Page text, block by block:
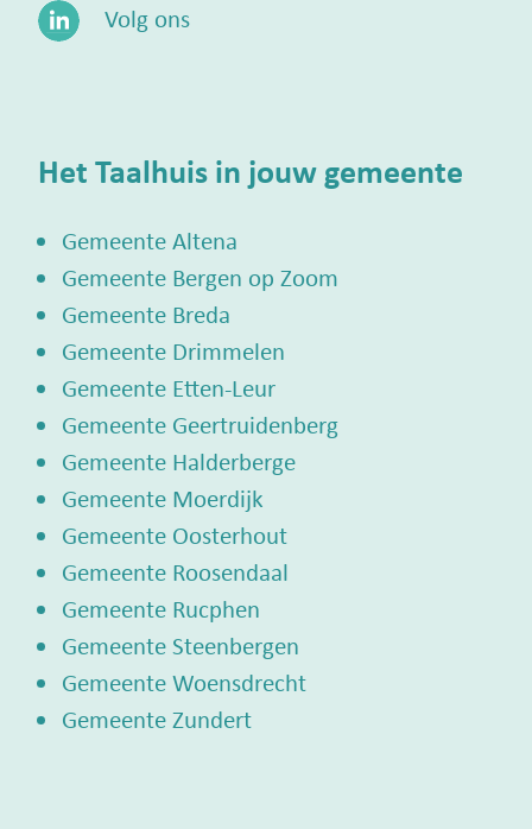
Volg ons
Het Taalhuis in jouw gemeente
Gemeente Altena
Gemeente Bergen op Zoom
Gemeente Breda
Gemeente Drimmelen
Gemeente Etten-Leur
Gemeente Geertruidenberg
Gemeente Halderberge
Gemeente Moerdijk
Gemeente Oosterhout
Gemeente Roosendaal
Gemeente Rucphen
Gemeente Steenbergen
Gemeente Woensdrecht
Gemeente Zundert